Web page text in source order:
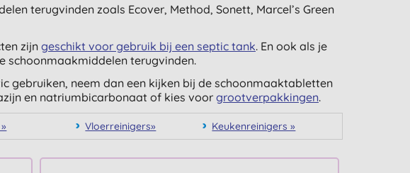
terugvinden zoals Ecover, Method, Sonett, Marcel’s Green
zijn geschikt voor gebruik bij een septic tank. En ook als je
schoonmaakmiddelen terugvinden.
gebruiken, neem dan een kijken bij de schoonmaaktabletten
en natriumbicarbonaat of kies voorgrootverpakkingen.
Vloerreinigers» Keukenreinigers »